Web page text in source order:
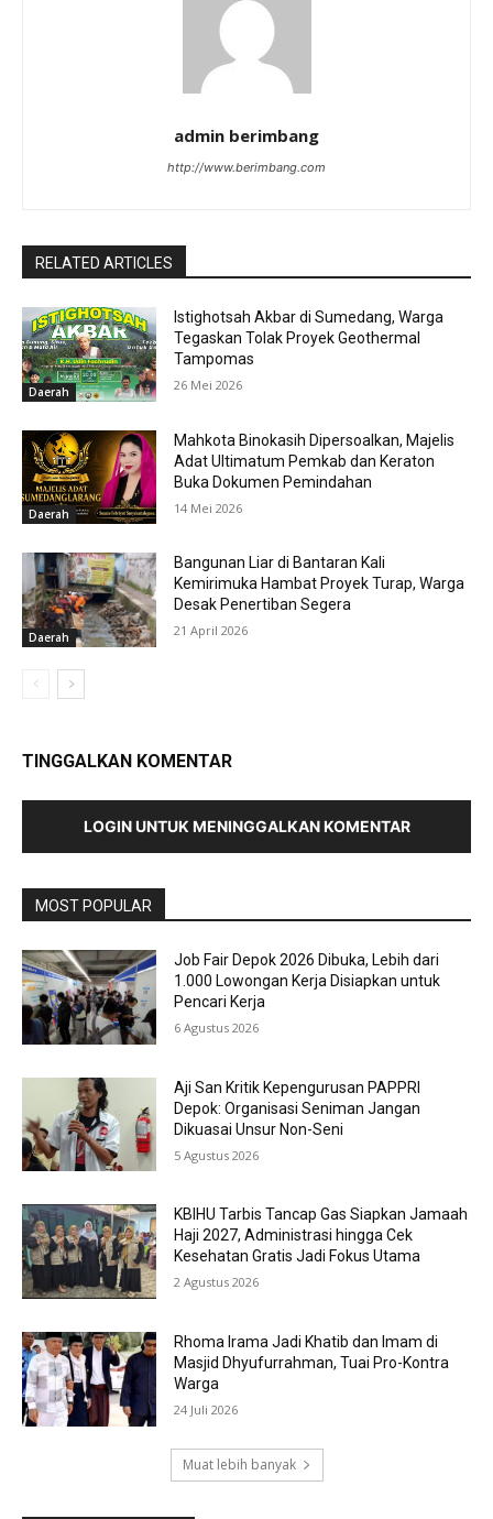
admin berimbang
http://www.berimbang.com
RELATED ARTICLES
Daerah
Istighotsah Akbar di Sumedang, Warga
Tegaskan Tolak Proyek Geothermal
Tampomas
26 Mei 2026
Daerah
Mahkota Binokasih Dipersoalkan, Majelis
Adat Ultimatum Pemkab dan Keraton
Buka Dokumen Pemindahan
14 Mei 2026
Daerah
Bangunan Liar di Bantaran Kali
Kemirimuka Hambat Proyek Turap, Warga
Desak Penertiban Segera
21 April 2026
TINGGALKAN KOMENTAR
LOGIN UNTUK MENINGGALKAN KOMENTAR
MOST POPULAR
Job Fair Depok 2026 Dibuka, Lebih dari
1.000 Lowongan Kerja Disiapkan untuk
Pencari Kerja
6 Agustus 2026
Aji San Kritik Kepengurusan PAPPRI
Depok: Organisasi Seniman Jangan
Dikuasai Unsur Non-Seni
5 Agustus 2026
KBIHU Tarbis Tancap Gas Siapkan Jamaah
Haji 2027, Administrasi hingga Cek
Kesehatan Gratis Jadi Fokus Utama
2 Agustus 2026
Rhoma Irama Jadi Khatib dan Imam di
Masjid Dhyufurrahman, Tuai Pro-Kontra
Warga
24 Juli 2026
Muat lebih banyak